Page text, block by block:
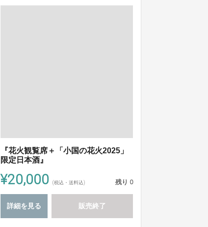
『花火観覧席＋「小国の花火2025」
限定日本酒』
¥20,000 (税込・送料込) 残り 0
詳細を見る 販売終了